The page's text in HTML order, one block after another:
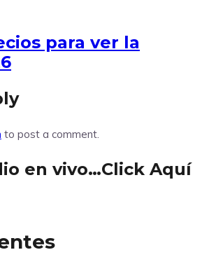
para ver la
to post a comment.
en vivo…Click Aquí